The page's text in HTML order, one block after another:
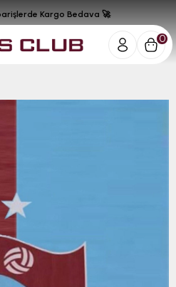
0
Kargo Bedava 🚀